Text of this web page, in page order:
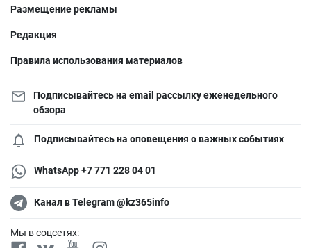
Размещение рекламы
Редакция
Правила использования материалов
Подписывайтесь на email рассылку еженедельного
обзора
Подписывайтесь на оповещения о важных событиях
WhatsApp +7 771 228 04 01
Канал в Telegram @kz365info
Мы в соцсетях: